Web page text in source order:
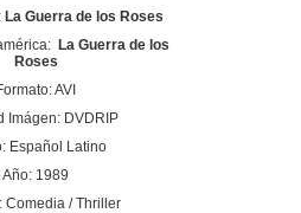
La Guerra de los Roses
La Guerra de los
Roses
AVI
Imágen: DVDRIP
Español Latino
Año: 1989
Comedia / Thriller